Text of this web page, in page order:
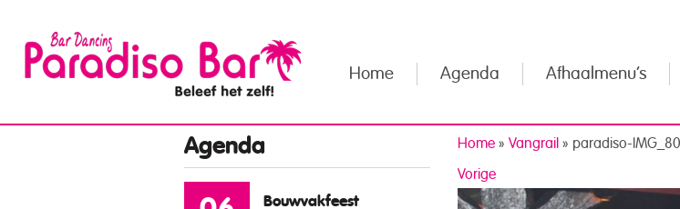
Home Agenda Afhaalmenu’s
Agenda
Bouwvakfeest
Home » Vangrail » paradiso-
Vorige